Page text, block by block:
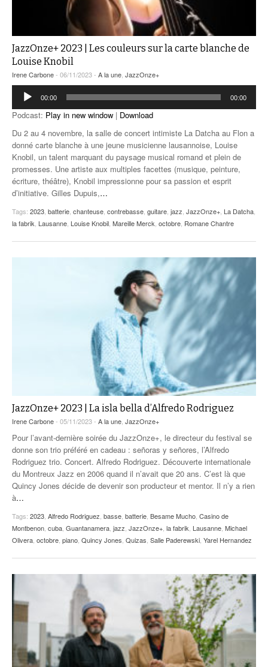
JazzOnze+ 2023 | Les couleurs sur la carte blanche de
Louise Knobil
Irene Carbone- 06/11/2023 - A la une, JazzOnze+
Lecteur
audio
00:00 00:00
Podcast: Play in new window | Download
Du 2 au 4 novembre, la salle de concert intimiste La Datcha au Flon a
donné carte blanche à une jeune musicienne lausannoise, Louise
Knobil, un talent marquant du paysage musical romand et plein de
promesses. Une artiste aux multiples facettes (musique, peinture,
écriture, théâtre), Knobil impressionne pour sa passion et esprit
d’initiative. Gilles Dupuis,…
Tags: 2023, batterie, chanteuse, contrebasse, guitare, jazz, JazzOnze+, La Datcha,
la fabrik, Lausanne, Louise Knobil, Mareille Merck, octobre, Romane Chantre
JazzOnze+ 2023 | La isla bella d’Alfredo Rodriguez
Irene Carbone- 05/11/2023 - A la une JazzOnze+
Pour l’avant-dernière soirée du JazzOnze+, le directeur du festival se
donne son trio préféré en cadeau : señoras y señores, l’Alfredo
Rodriguez trio. Concert. Alfredo Rodriguez. Découverte internationale
du Montreux Jazz en 2006 quand il n’avait que 20 ans. C’est là que
Quincy Jones décide de devenir son producteur et mentor. Il n’y a rien
à…
Tags: 2023 Alfredo Rodriguez basse batterie Besame Mucho Casino de
Montbenon cuba Guantanamera jazz JazzOnze+ la fabrik Lausanne Michael
Olivera octobre piano Quincy Jones Quizas Salle Paderewski Yarel Hernandez